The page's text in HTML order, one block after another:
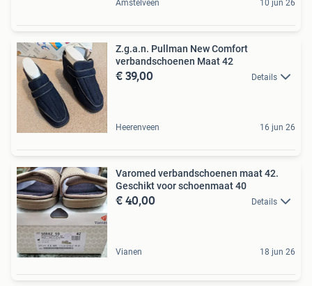
Amstelveen 10 jun 26
Z.g.a.n. Pullman New Comfort
verbandschoenen Maat 42
€ 39,00 Details
Heerenveen 16 jun 26
Varomed verbandschoenen maat 42.
Geschikt voor schoenmaat 40
€ 40,00 Details
Vianen 18 jun 26